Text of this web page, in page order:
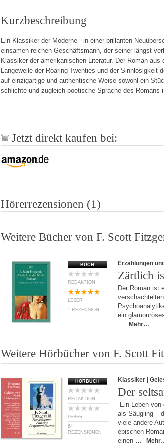
Kurzbeschreibung
Ein Klassiker der Moderne - in einer brillanten
einsamen reichen Geschäftsmann, der seiner längst
Klassiker der amerikanischen Literatur. Der Roman
Langeweile der Roaring Twenties und der
auf einzigartige und authentische Weise sowohl ein
schlichte und zugleich poetische Sprache des Romans
Jetzt direkt kaufen bei:
Hörerrezensionen (1)
Weitere Bücher von F. Scott
BUCH
REDAKTION
LESER
1 REZENSION
Erzählungen
Zärtlich
Der Roman ist
ein
…
Mehr…
Weitere Hörbücher von F. Scott
HÖRBUCH
REDAKTION
LESER
64
REZENSIONEN
Klassiker |
Der
Ein Leben
als Säugling –
viele andere
epischen
einen …